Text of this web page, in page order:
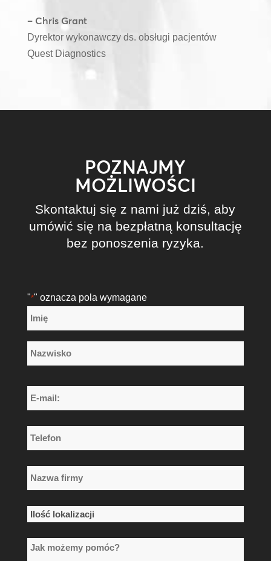
– Chris Grant
Dyrektor wykonawczy ds. obsługi pacjentów
Quest Diagnostics
POZNAJMY
MOŻLIWOŚCI
Skontaktuj się z nami już dziś, aby
umówić się na bezpłatną konsultację
bez ponoszenia ryzyka.
"*" oznacza pola wymagane
Nazwa
*
E-
mail:
*
Telefon
*
Nazwa
firmy
*
Ilość
Jak